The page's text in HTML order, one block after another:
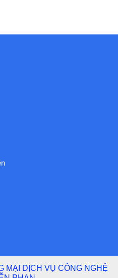
MẠI DỊCH VỤ CÔNG NGHỆ